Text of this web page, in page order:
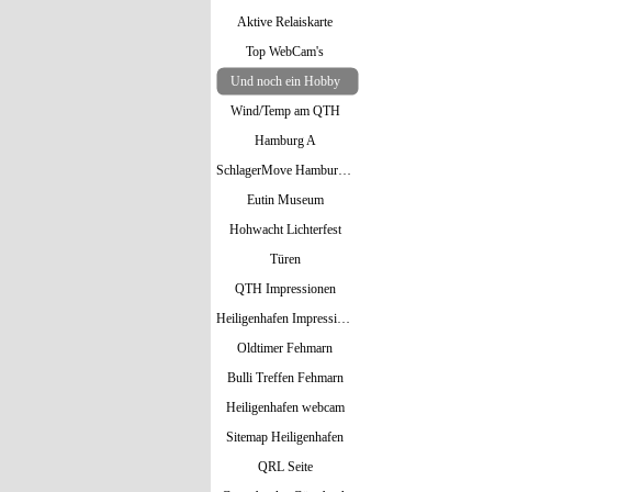
Aktive Relaiskarte
Top WebCam's
Und noch ein Hobby
Wind/Temp am QTH
Hamburg A
SchlagerMove Hamburg 2024
Eutin Museum
Hohwacht Lichterfest
Türen
QTH Impressionen
Heiligenhafen Impressionen
Oldtimer Fehmarn
Bulli Treffen Fehmarn
Heiligenhafen webcam
Sitemap Heiligenhafen
QRL Seite